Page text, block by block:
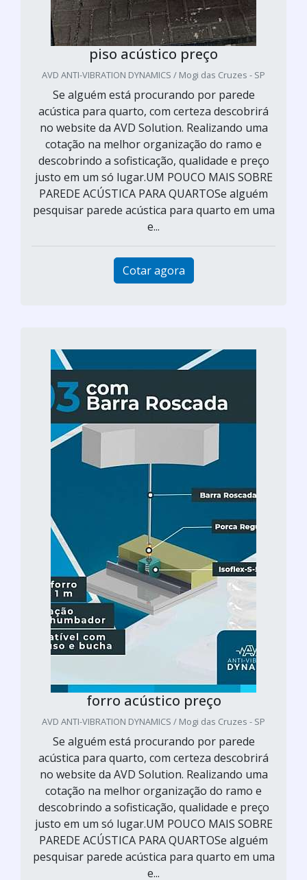
piso acústico preço
AVD ANTI-VIBRATION DYNAMICS / Mogi das Cruzes - SP
Se alguém está procurando por parede
acústica para quarto, com certeza descobrirá
no website da AVD Solution. Realizando uma
cotação na melhor organização do ramo e
descobrindo a sofisticação, qualidade e preço
justo em um só lugar.UM POUCO MAIS SOBRE
PAREDE ACÚSTICA PARA QUARTOSe alguém
pesquisar parede acústica para quarto em uma
e...
Cotar agora
forro acústico preço
AVD ANTI-VIBRATION DYNAMICS / Mogi das Cruzes - SP
Se alguém está procurando por parede
acústica para quarto, com certeza descobrirá
no website da AVD Solution. Realizando uma
cotação na melhor organização do ramo e
descobrindo a sofisticação, qualidade e preço
justo em um só lugar.UM POUCO MAIS SOBRE
PAREDE ACÚSTICA PARA QUARTOSe alguém
pesquisar parede acústica para quarto em uma
e...